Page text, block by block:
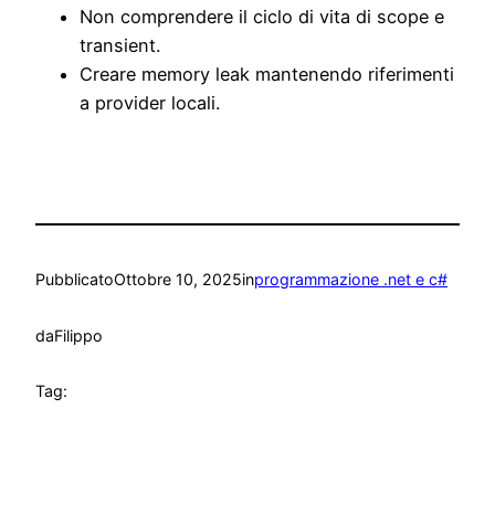
Non comprendere il ciclo di vita di scope e
transient.
Creare memory leak mantenendo riferimenti
a provider locali.
PubblicatoOttobre 10, 2025inprogrammazione .net e c#
daFilippo
Tag: